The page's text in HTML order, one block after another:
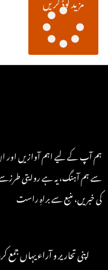
ہم آپ کے لیے اہم آوازیں اور
سے ہم آہنگ، یہ ہے روایتی
کی خبریں، منبع سے براہِ راست
: اپنی تحاریر و آراء یہاں جمع